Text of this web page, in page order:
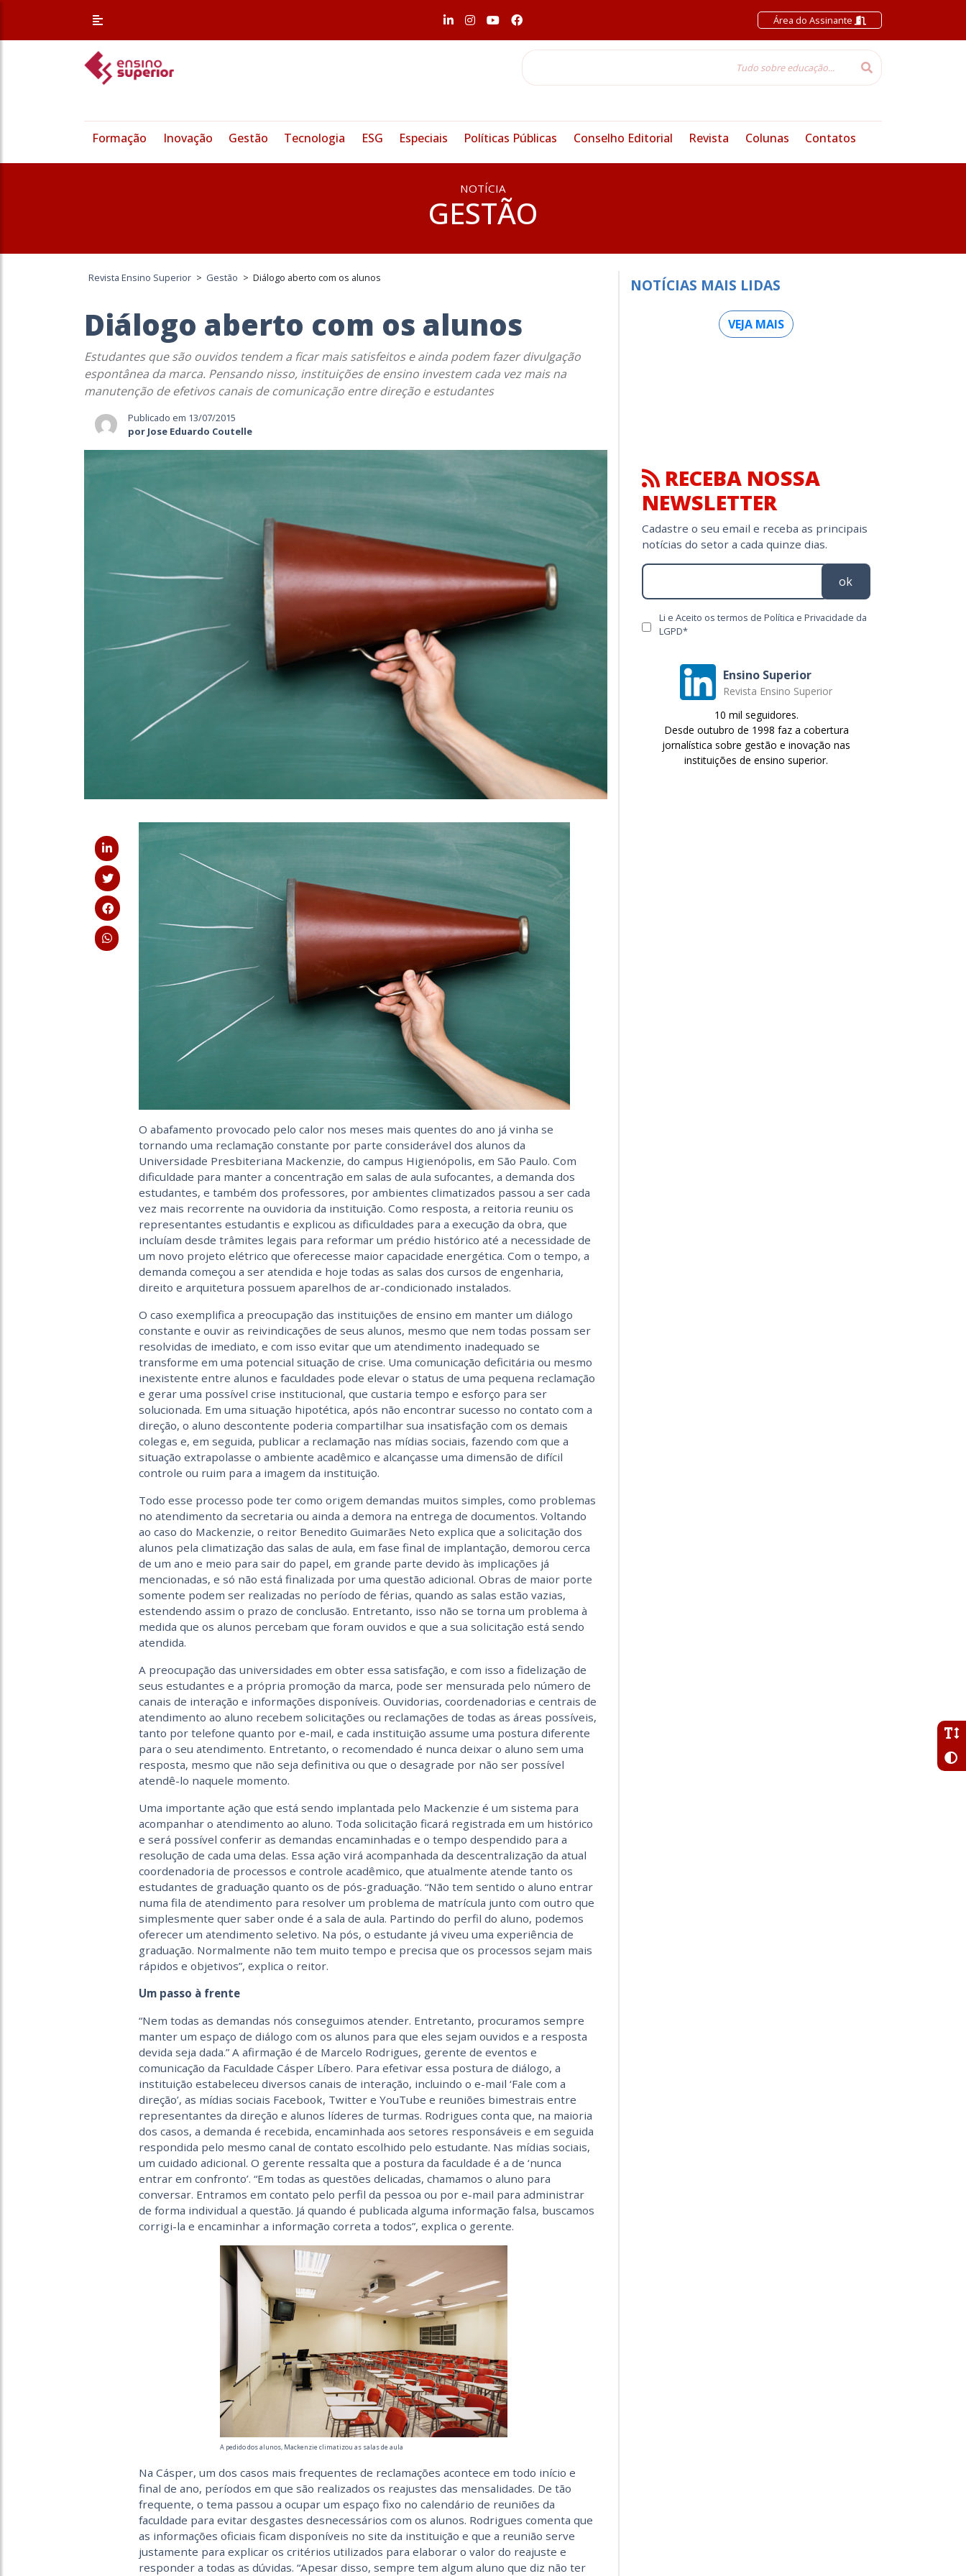
Área do Assinante
Formação Inovação Gestão Tecnologia ESG Especiais Políticas Públicas Conselho Editorial Revista Colunas Contatos
NOTÍCIA
GESTÃO
Revista Ensino Superior > Gestão > Diálogo aberto com os alunos
Diálogo aberto com os alunos
Estudantes que são ouvidos tendem a ficar mais satisfeitos e ainda podem fazer divulgação
espontânea da marca. Pensando nisso, instituições de ensino investem cada vez mais na
manutenção de efetivos canais de comunicação entre direção e estudantes
Publicado em 13/07/2015
por Jose Eduardo Coutelle
O abafamento provocado pelo calor nos meses mais quentes do ano já vinha se
tornando uma reclamação constante por parte considerável dos alunos da
Universidade Presbiteriana Mackenzie, do campus Higienópolis, em São Paulo. Com
dificuldade para manter a concentração em salas de aula sufocantes, a demanda dos
estudantes, e também dos professores, por ambientes climatizados passou a ser cada
vez mais recorrente na ouvidoria da instituição. Como resposta, a reitoria reuniu os
representantes estudantis e explicou as dificuldades para a execução da obra, que
incluíam desde trâmites legais para reformar um prédio histórico até a necessidade de
um novo projeto elétrico que oferecesse maior capacidade energética. Com o tempo, a
demanda começou a ser atendida e hoje todas as salas dos cursos de engenharia,
direito e arquitetura possuem aparelhos de ar-condicionado instalados.
O caso exemplifica a preocupação das instituições de ensino em manter um diálogo
constante e ouvir as reivindicações de seus alunos, mesmo que nem todas possam ser
resolvidas de imediato, e com isso evitar que um atendimento inadequado se
transforme em uma potencial situação de crise. Uma comunicação deficitária ou mesmo
inexistente entre alunos e faculdades pode elevar o status de uma pequena reclamação
e gerar uma possível crise institucional, que custaria tempo e esforço para ser
solucionada. Em uma situação hipotética, após não encontrar sucesso no contato com a
direção, o aluno descontente poderia compartilhar sua insatisfação com os demais
colegas e, em seguida, publicar a reclamação nas mídias sociais, fazendo com que a
situação extrapolasse o ambiente acadêmico e alcançasse uma dimensão de difícil
controle ou ruim para a imagem da instituição.
Todo esse processo pode ter como origem demandas muitos simples, como problemas
no atendimento da secretaria ou ainda a demora na entrega de documentos. Voltando
ao caso do Mackenzie, o reitor Benedito Guimarães Neto explica que a solicitação dos
alunos pela climatização das salas de aula, em fase final de implantação, demorou cerca
de um ano e meio para sair do papel, em grande parte devido às implicações já
mencionadas, e só não está finalizada por uma questão adicional. Obras de maior porte
somente podem ser realizadas no período de férias, quando as salas estão vazias,
estendendo assim o prazo de conclusão. Entretanto, isso não se torna um problema à
medida que os alunos percebam que foram ouvidos e que a sua solicitação está sendo
atendida.
A preocupação das universidades em obter essa satisfação, e com isso a fidelização de
seus estudantes e a própria promoção da marca, pode ser mensurada pelo número de
canais de interação e informações disponíveis. Ouvidorias, coordenadorias e centrais de
atendimento ao aluno recebem solicitações ou reclamações de todas as áreas possíveis,
tanto por telefone quanto por e-mail, e cada instituição assume uma postura diferente
para o seu atendimento. Entretanto, o recomendado é nunca deixar o aluno sem uma
resposta, mesmo que não seja definitiva ou que o desagrade por não ser possível
atendê-lo naquele momento.
Uma importante ação que está sendo implantada pelo Mackenzie é um sistema para
acompanhar o atendimento ao aluno. Toda solicitação ficará registrada em um histórico
e será possível conferir as demandas encaminhadas e o tempo despendido para a
resolução de cada uma delas. Essa ação virá acompanhada da descentralização da atual
coordenadoria de processos e controle acadêmico, que atualmente atende tanto os
estudantes de graduação quanto os de pós-graduação. “Não tem sentido o aluno entrar
numa fila de atendimento para resolver um problema de matrícula junto com outro que
simplesmente quer saber onde é a sala de aula. Partindo do perfil do aluno, podemos
oferecer um atendimento seletivo. Na pós, o estudante já viveu uma experiência de
graduação. Normalmente não tem muito tempo e precisa que os processos sejam mais
rápidos e objetivos”, explica o reitor.
Um passo à frente
“Nem todas as demandas nós conseguimos atender. Entretanto, procuramos sempre
manter um espaço de diálogo com os alunos para que eles sejam ouvidos e a resposta
devida seja dada.” A afirmação é de Marcelo Rodrigues, gerente de eventos e
comunicação da Faculdade Cásper Líbero. Para efetivar essa postura de diálogo, a
instituição estabeleceu diversos canais de interação, incluindo o e-mail ‘Fale com a
direção’, as mídias sociais Facebook, Twitter e YouTube e reuniões bimestrais entre
representantes da direção e alunos líderes de turmas. Rodrigues conta que, na maioria
dos casos, a demanda é recebida, encaminhada aos setores responsáveis e em seguida
respondida pelo mesmo canal de contato escolhido pelo estudante. Nas mídias sociais,
um cuidado adicional. O gerente ressalta que a postura da faculdade é a de ‘nunca
entrar em confronto’. “Em todas as questões delicadas, chamamos o aluno para
conversar. Entramos em contato pelo perfil da pessoa ou por e-mail para administrar
de forma individual a questão. Já quando é publicada alguma informação falsa, buscamos
corrigi-la e encaminhar a informação correta a todos”, explica o gerente.
A pedido dos alunos, Mackenzie climatizou as salas de aula
Na Cásper, um dos casos mais frequentes de reclamações acontece em todo início e
final de ano, períodos em que são realizados os reajustes das mensalidades. De tão
frequente, o tema passou a ocupar um espaço fixo no calendário de reuniões da
faculdade para evitar desgastes desnecessários com os alunos. Rodrigues comenta que
as informações oficiais ficam disponíveis no site da instituição e que a reunião serve
justamente para explicar os critérios utilizados para elaborar o valor do reajuste e
responder a todas as dúvidas. “Apesar disso, sempre tem algum aluno que diz não ter
NOTÍCIAS MAIS LIDAS
VEJA MAIS
RECEBA NOSSA
NEWSLETTER
Cadastre o seu email e receba as principais
notícias do setor a cada quinze dias.
ok
Li e Aceito os termos de Política e Privacidade da
LGPD*
Ensino Superior
Revista Ensino Superior
10 mil seguidores.
Desde outubro de 1998 faz a cobertura
jornalística sobre gestão e inovação nas
instituições de ensino superior.